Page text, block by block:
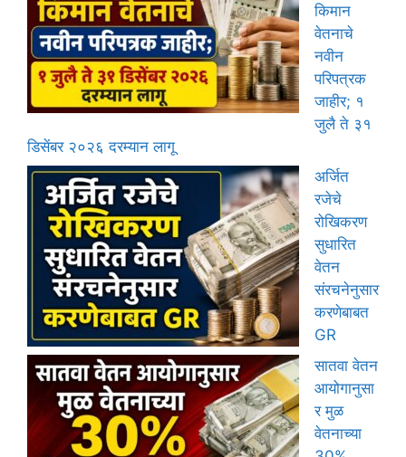
किमान
वेतनाचे
नवीन
परिपत्रक
जाहीर; १
जुलै ते ३१
डिसेंबर २०२६ दरम्यान लागू
अर्जित
रजेचे
रोखिकरण
सुधारित
वेतन
संरचनेनुसार
करणेबाबत
GR
सातवा वेतन
आयोगानुसा
र मुळ
वेतनाच्या